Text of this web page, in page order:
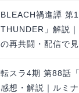
BLEACH禍進譚 第
THUNDER」解説
の再共闘・配信で
転スラ4期 第88話
感想・解説｜ルミ